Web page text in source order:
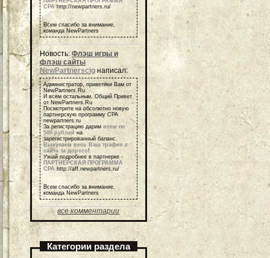
СРА http://newpartners.ru/
Всем спасибо за внимание,
команда NewPartners
Новость: Флэш игры и
флэш сайты
NewPartnerscig написал:
Администратор, приветики Вам от
NewPartners.Ru
И всем остальным, Общий Привет
от NewPartners.Ru
Посмотрите на обсолютно новую
партнерскую программу СРА
newpartners.ru
За регистрацию дарим всем по
500 рублейна
зарегистрированный баланс.
Выкупаем весь Ваш трафик с
сайта за дорого!
Узнай подробнее в партнерке -
ПАРТНЕРСКАЯ ПРОГРАММА
СРА http://aff.newpartners.ru/
Всем спасибо за внимание,
команда NewPartners
все комментарии
Категории раздела